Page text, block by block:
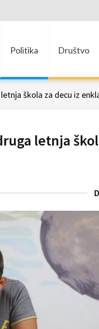
Politika Društvo
škola za decu iz
letnja